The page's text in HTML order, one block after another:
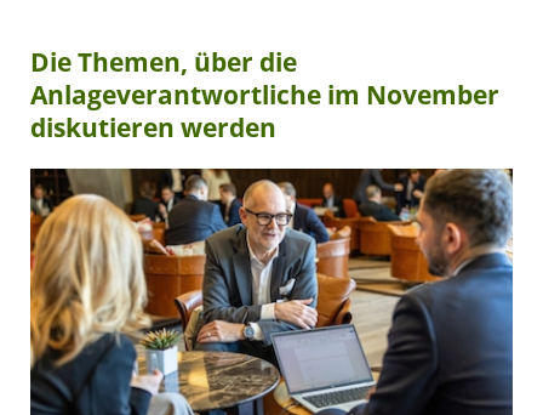
Die Themen, über die
Anlageverantwortliche im November
diskutieren werden